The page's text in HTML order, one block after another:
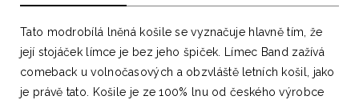
Tato modrobílá lněná košile se vyznačuje hlavně tím, že
její stojáček límce je bez jeho špiček. Límec Band zažívá
comeback u volnočasových a obzvláště letních košil, jako
je právě tato. Košile je ze 100% lnu od českého výrobce